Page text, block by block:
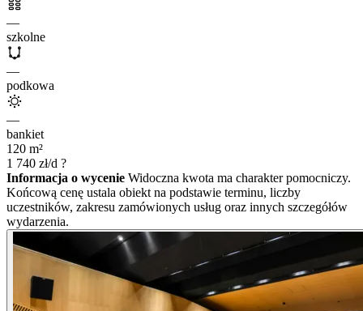
—
szkolne
—
podkowa
—
bankiet
120 m²
1 740 zł/d ?
Informacja o wycenie Widoczna kwota ma charakter pomocniczy.
Końcową cenę ustala obiekt na podstawie terminu, liczby
uczestników, zakresu zamówionych usług oraz innych szczegółów
wydarzenia.